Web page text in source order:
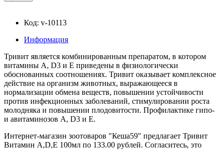
Код: v-10113
Информация
Тривит является комбинированным препаратом, в котором
витамины А, D3 и Е приведены в физиологически
обоснованных соотношениях. Тривит оказывает комплексное
действие на организм животных, выражающееся в
нормализации обмена веществ, повышении устойчивости
против инфекционных заболеваний, стимулировании роста
молодняка и повышении плодовитости. Профилактике гипо-
и авитаминозов А, D3 и Е.
Интернет-магазин зоотоваров "Кеша59" предлагает Тривит
Витамин А,D,Е 100мл по 133.00 рублей. Согласитесь, это